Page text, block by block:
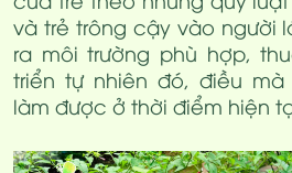
và trẻ trông cậy vào người
ra môi trường phù hợp,
triển tự nhiên đó, điều
làm được ở thời điểm hiện